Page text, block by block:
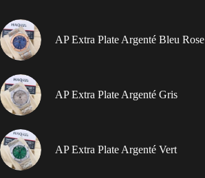
AP Extra Plate Argenté Bleu Rose
AP Extra Plate Argenté Gris
AP Extra Plate Argenté Vert